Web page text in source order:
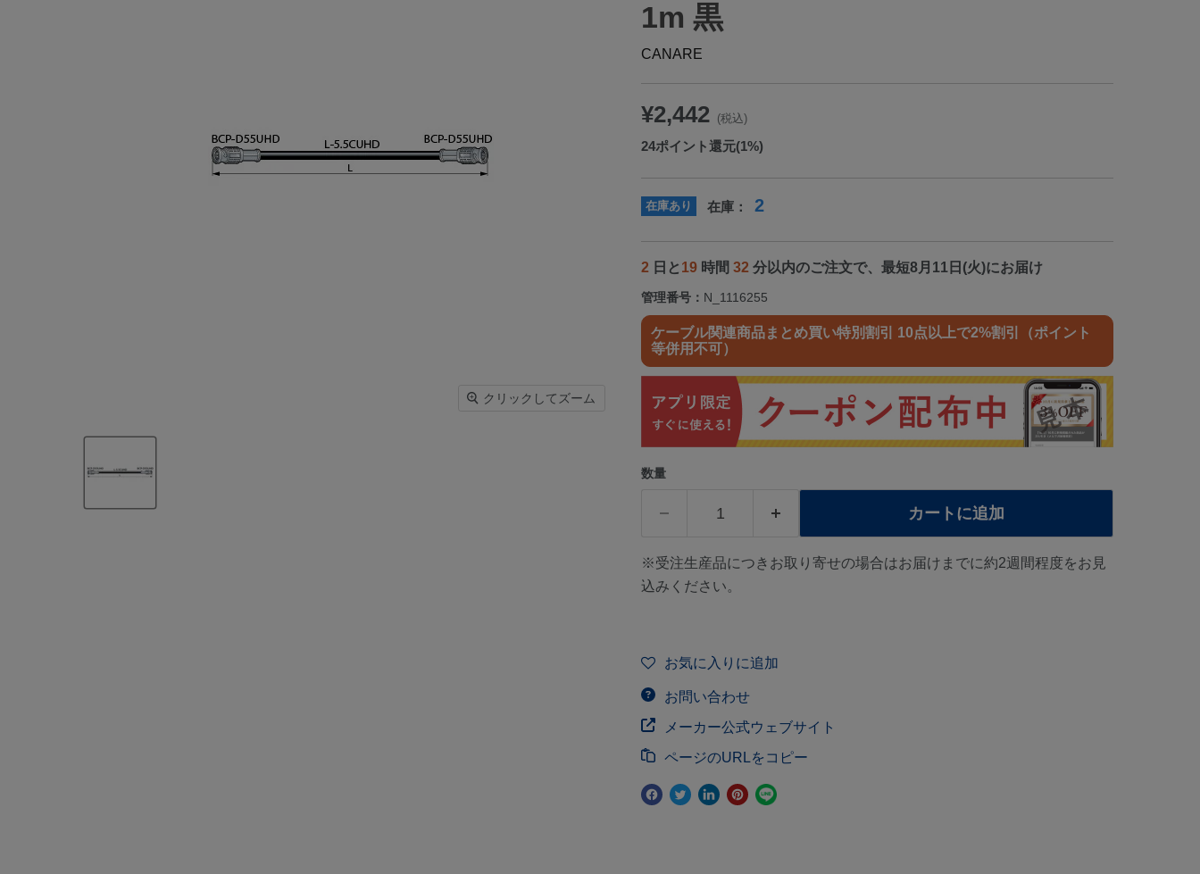
クリックしてズーム
1m 黒
CANARE
¥2,442 (税込)
24ポイント還元(1%)
在庫あり 在庫： 2
2 日と 19 時間 32 分以内のご注文で、最短8月11日(火)にお届け
管理番号： N_1116255
ケーブル関連商品まとめ買い特別割引 10点以上で2%割引（ポイント
等併用不可）
数量
カートに追加
※受注生産品につきお取り寄せの場合はお届けまでに約2週間程度をお見
込みください。
お気に入りに追加
お問い合わせ
メーカー公式ウェブサイト
ページのURLをコピー